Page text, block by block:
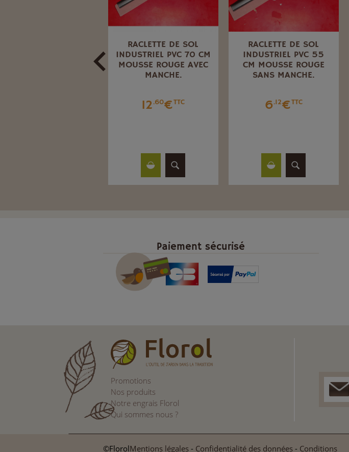
RACLETTE DE SOL
INDUSTRIEL PVC 70 CM
MOUSSE ROUGE AVEC
MANCHE.
12.60€TTC
RACLETTE DE SOL
INDUSTRIEL PVC 55
CM MOUSSE ROUGE
SANS MANCHE.
6.12€TTC
Paiement sécurisé
Promotions
Nos produits
Notre engrais Florol
Qui sommes nous ?
©FlorolMentions légales - Confidentialité des données - Conditions